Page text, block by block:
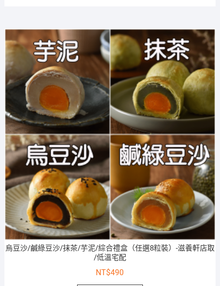
烏豆沙/鹹綠豆沙/抹茶/芋泥/綜合禮盒（任選8粒裝）-滋養軒店取
/低溫宅配
NT$490